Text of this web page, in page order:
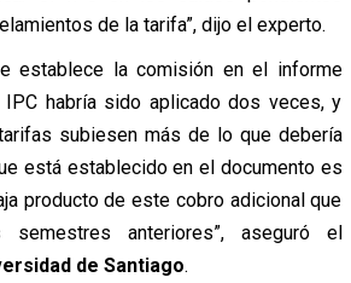
de la tarifa”, dijo el experto.
establece la comisión en el informe
IPC habría sido aplicado dos veces, y
subiesen más de lo que debería
está establecido en el documento es
producto de este cobro adicional que
anteriores”, aseguró el
de Santiago.